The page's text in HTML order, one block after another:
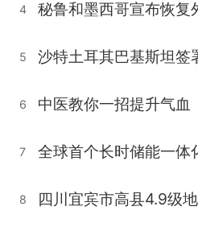
4 秘鲁和墨西哥宣布恢复
5
6 中医教你一招提升气血
7
8